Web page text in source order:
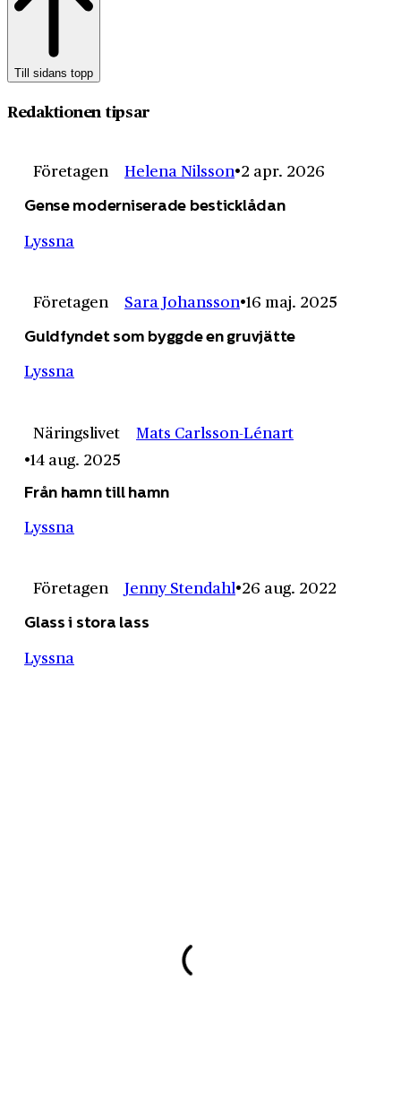
Till sidans topp
Redaktionen tipsar
Företagen Helena Nilsson 2 apr. 2026
Gense moderniserade besticklådan
Lyssna
Företagen Sara Johansson 16 maj. 2025
Guldfyndet som byggde en gruvjätte
Lyssna
Näringslivet
Mats Carlsson-Lénart
14 aug. 2025
Från hamn till hamn
Lyssna
Företagen Jenny Stendahl 26 aug. 2022
Glass i stora lass
Lyssna